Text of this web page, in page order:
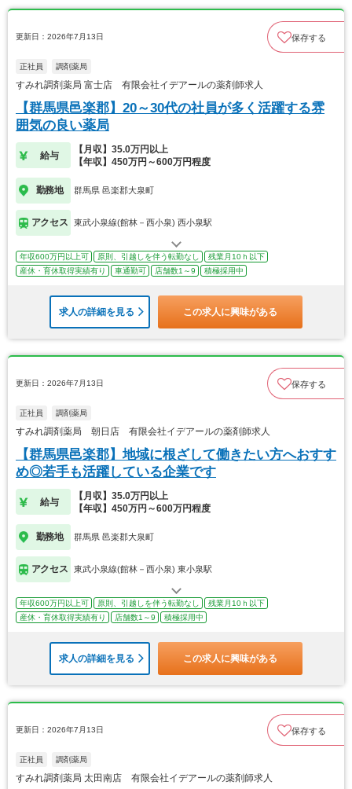
更新日：2026年7月13日 保存する
正社員 調剤薬局
すみれ調剤薬局 富士店 有限会社イデアールの薬剤師求人
【群馬県邑楽郡】20～30代の社員が多く活躍する雰
囲気の良い薬局
給与
【月収】35.0万円以上
【年収】450万円～600万円程度
勤務地 群馬県 邑楽郡大泉町
アクセス 東武小泉線(館林－西小泉) 西小泉駅
年収600万円以上可 原則、引越しを伴う転勤なし
残業月10ｈ以下
産休・育休取得実績有り
車通勤可 店舗数1～9 積極採用中
求人の詳細を見る この求人に興味がある
更新日：2026年7月13日 保存する
正社員 調剤薬局
すみれ調剤薬局 朝日店 有限会社イデアールの薬剤師求人
【群馬県邑楽郡】地域に根ざして働きたい方へおすす
め◎若手も活躍している企業です
給与
【月収】35.0万円以上
【年収】450万円～600万円程度
勤務地 群馬県 邑楽郡大泉町
アクセス 東武小泉線(館林－西小泉) 東小泉駅
年収600万円以上可 原則、引越しを伴う転勤なし
残業月10ｈ以下
産休・育休取得実績有り
店舗数1～9 積極採用中
求人の詳細を見る この求人に興味がある
更新日：2026年7月13日 保存する
正社員 調剤薬局
すみれ調剤薬局 太田南店 有限会社イデアールの薬剤師求人